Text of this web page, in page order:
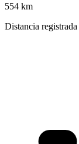
554 km
Distancia registrada